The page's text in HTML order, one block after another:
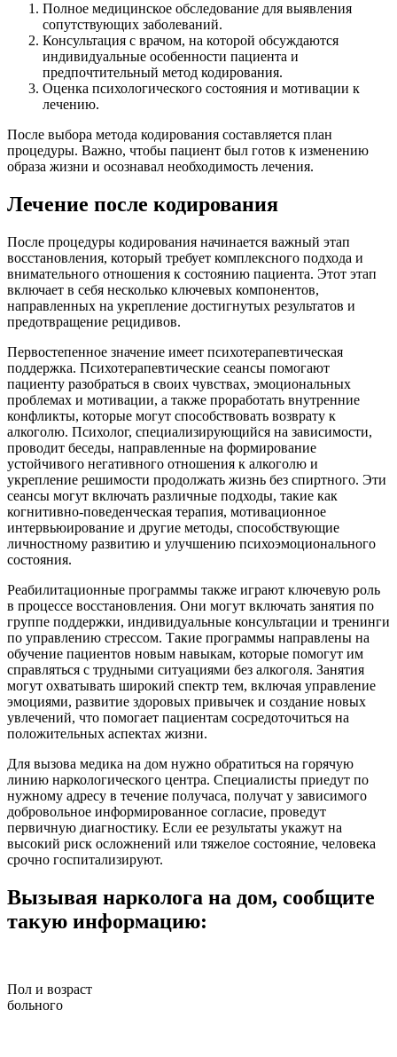
Полное медицинское обследование для выявления
сопутствующих заболеваний.
Консультация с врачом, на которой обсуждаются
индивидуальные особенности пациента и
предпочтительный метод кодирования.
Оценка психологического состояния и мотивации к
лечению.
После выбора метода кодирования составляется план
процедуры. Важно, чтобы пациент был готов к изменению
образа жизни и осознавал необходимость лечения.
Лечение после кодирования
После процедуры кодирования начинается важный этап
восстановления, который требует комплексного подхода и
внимательного отношения к состоянию пациента. Этот этап
включает в себя несколько ключевых компонентов,
направленных на укрепление достигнутых результатов и
предотвращение рецидивов.
Первостепенное значение имеет психотерапевтическая
поддержка. Психотерапевтические сеансы помогают
пациенту разобраться в своих чувствах, эмоциональных
проблемах и мотивации, а также проработать внутренние
конфликты, которые могут способствовать возврату к
алкоголю. Психолог, специализирующийся на зависимости,
проводит беседы, направленные на формирование
устойчивого негативного отношения к алкоголю и
укрепление решимости продолжать жизнь без спиртного. Эти
сеансы могут включать различные подходы, такие как
когнитивно-поведенческая терапия, мотивационное
интервьюирование и другие методы, способствующие
личностному развитию и улучшению психоэмоционального
состояния.
Реабилитационные программы также играют ключевую роль
в процессе восстановления. Они могут включать занятия по
группе поддержки, индивидуальные консультации и тренинги
по управлению стрессом. Такие программы направлены на
обучение пациентов новым навыкам, которые помогут им
справляться с трудными ситуациями без алкоголя. Занятия
могут охватывать широкий спектр тем, включая управление
эмоциями, развитие здоровых привычек и создание новых
увлечений, что помогает пациентам сосредоточиться на
положительных аспектах жизни.
Для вызова медика на дом нужно обратиться на горячую
линию наркологического центра. Специалисты приедут по
нужному адресу в течение получаса, получат у зависимого
добровольное информированное согласие, проведут
первичную диагностику. Если ее результаты укажут на
высокий риск осложнений или тяжелое состояние, человека
срочно госпитализируют.
Вызывая нарколога на дом, сообщите
такую информацию:
Пол и возраст
больного